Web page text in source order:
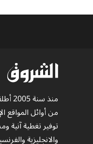
من أوائل المواقع
توفير تغطية آنية
والانجليزية